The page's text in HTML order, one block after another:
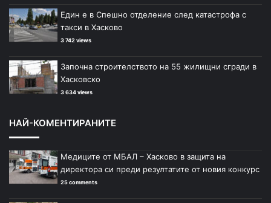
Един е в Спешно отделение след катастрофа с
такси в Хасково
3 742 views
Започна строителството на 55 жилищни сгради в
Хасковско
3 634 views
НАЙ-КОМЕНТИРАНИТЕ
Медиците от МБАЛ – Хасково в защита на
директора си преди резултатите от новия конкурс
25 comments